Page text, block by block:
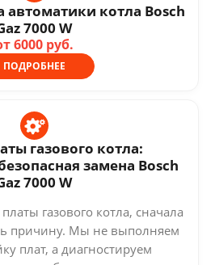
автоматики котла Bosch
7000 W
6000 руб.
ПОДРОБНЕЕ
газового котла:
замена Bosch
7000 W
газового котла, сначала
причину. Мы не выполняем
плат, а диагностируем